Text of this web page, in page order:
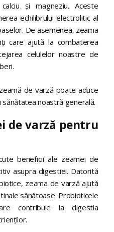
și magneziu. Aceste
echilibrului electrolitic al
De asemenea, zeama
care ajută la combaterea
celulelor noastre de
de varză poate aduce
noastră generală.
de varză pentru
beneficii ale zeamei de
asupra digestiei. Datorită
zeama de varză ajută
sănătoase. Probioticele
contribuie la digestia